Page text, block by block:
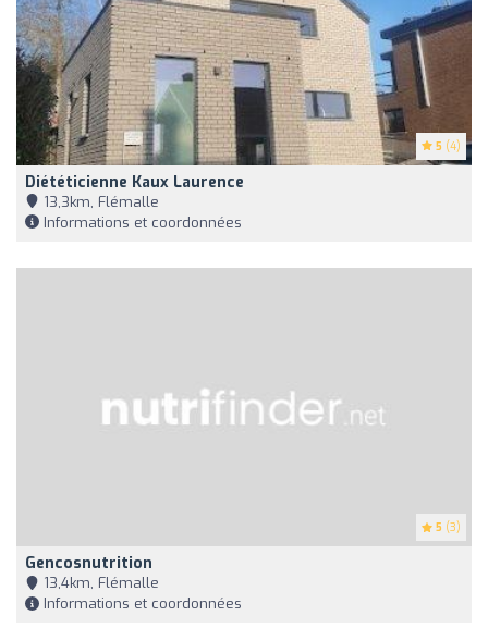
5 (4)
Diététicienne Kaux Laurence
13,3km, Flémalle
Informations et coordonnées
5 (3)
Gencosnutrition
13,4km, Flémalle
Informations et coordonnées